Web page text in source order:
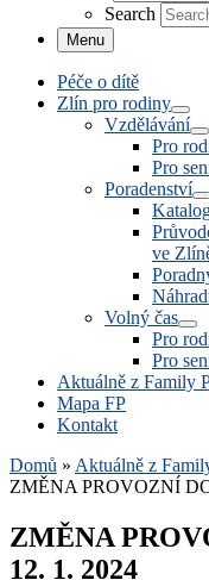
Search
Menu
Péče o dítě
Zlín pro rodiny
Vzdělávání
Pro
Pro
Poradenství
ve
Volný čas
Pro
Pro
Aktuálně z Family
Mapa FP
Kontakt
Domů » Aktuálně z
ZMĚNA PROVOZNÍ
ZMĚNA
12. 1. 2024